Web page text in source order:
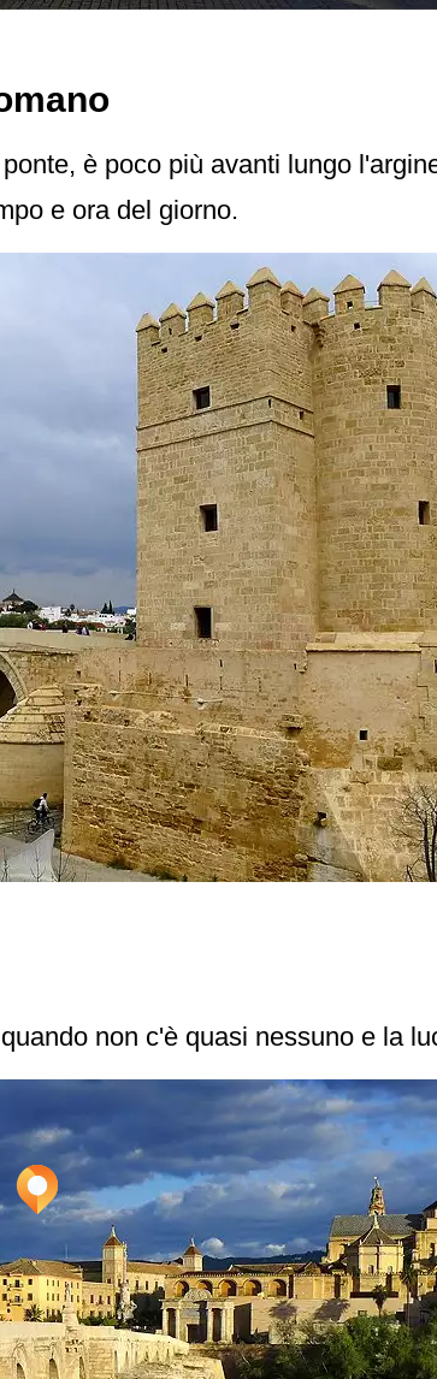
è poco più avanti lungo
e ora del giorno.
non c'è quasi nessuno e la